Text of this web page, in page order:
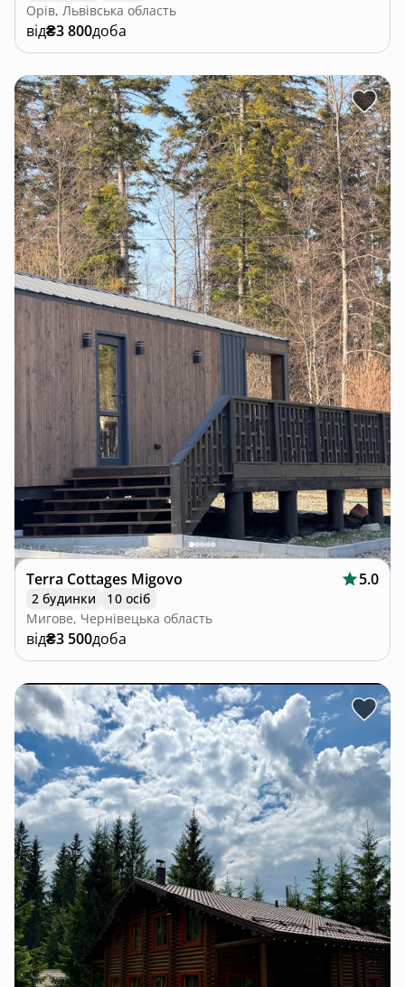
Орів, Львівська область
від₴3 800доба
Terra Cottages Migovo 5.0
2 будинки
10 осіб
Мигове, Чернівецька область
від₴3 500доба